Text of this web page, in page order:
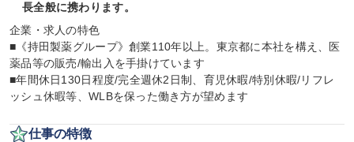
長全般に携わります。
企業・求人の特色
■《持田製薬グループ》創業110年以上。東京都に本社を構え、医
薬品等の販売/輸出入を手掛けています
■年間休日130日程度/完全週休2日制、育児休暇/特別休暇/リフレ
ッシュ休暇等、WLBを保った働き方が望めます
仕事の特徴